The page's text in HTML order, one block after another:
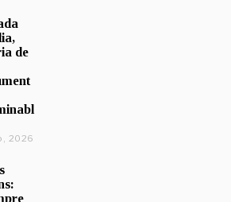
de
2026